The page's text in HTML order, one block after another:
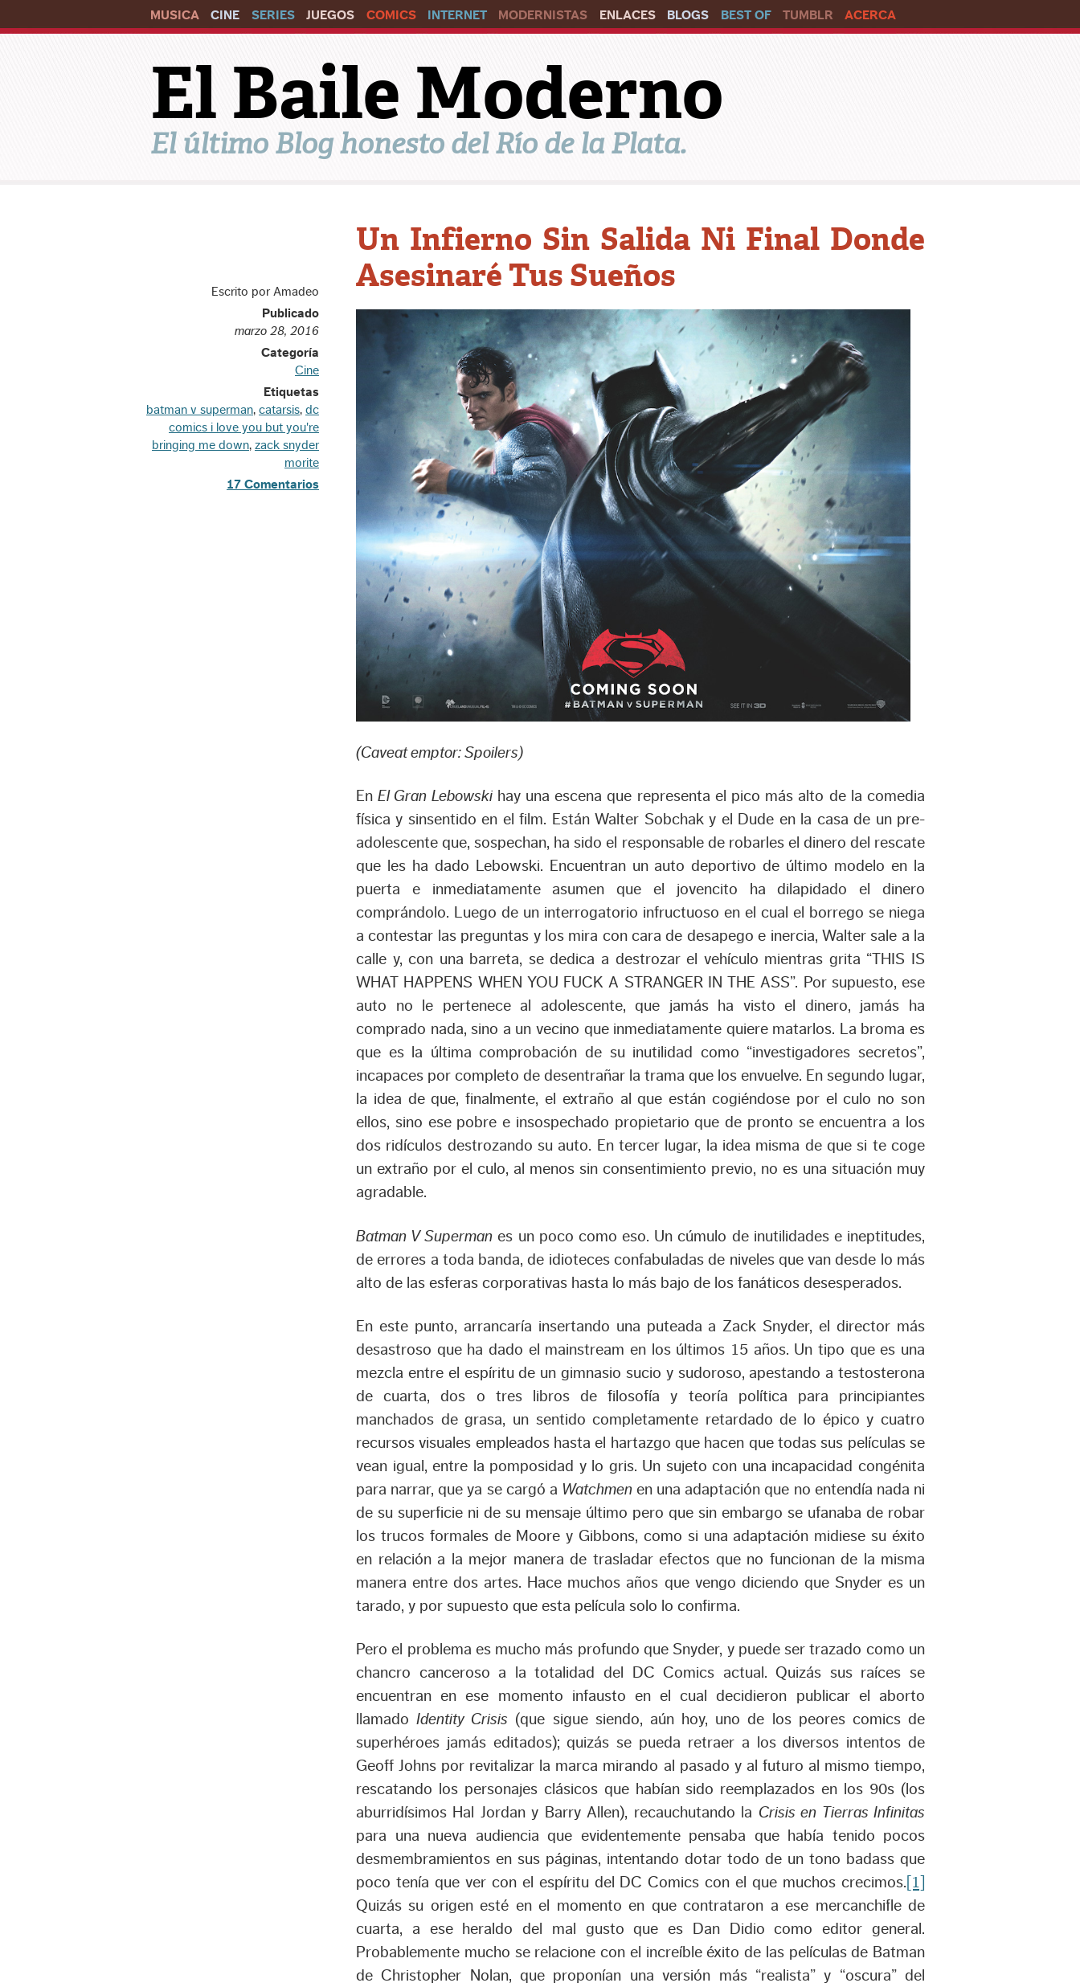
MUSICA CINE SERIES JUEGOS COMICS INTERNET MODERNISTAS ENLACES BLOGS BEST OF TUMBLR ACERCA
El Baile Moderno
El último Blog honesto del Río de la Plata.
Escrito por Amadeo
Publicado
marzo 28, 2016
Categoría
Cine
Etiquetas
batman v superman, catarsis, dc
comics i love you but you're
bringing me down, zack snyder
morite
17 Comentarios
Un Infierno Sin Salida Ni Final Donde
Asesinaré Tus Sueños
(Caveat emptor: Spoilers)
EnEl Gran Lebowskihay una escena que representa el pico más alto de la comedia
física y sinsentido en el film. Están Walter Sobchak y el Dude en la casa de un pre-
adolescente que, sospechan, ha sido el responsable de robarles el dinero del rescate
que les ha dado Lebowski. Encuentran un auto deportivo de último modelo en la
puerta e inmediatamente asumen que el jovencito ha dilapidado el dinero
comprándolo. Luego de un interrogatorio infructuoso en el cual el borrego se niega
a contestar las preguntas y los mira con cara de desapego e inercia, Walter sale a la
calle y, con una barreta, se dedica a destrozar el vehículo mientras grita “THIS IS
WHAT HAPPENS WHEN YOU FUCK A STRANGER IN THE ASS”. Por supuesto, ese
auto no le pertenece al adolescente, que jamás ha visto el dinero, jamás ha
comprado nada, sino a un vecino que inmediatamente quiere matarlos. La broma es
que es la última comprobación de su inutilidad como “investigadores secretos”,
incapaces por completo de desentrañar la trama que los envuelve. En segundo lugar,
la idea de que, finalmente, el extraño al que están cogiéndose por el culo no son
ellos, sino ese pobre e insospechado propietario que de pronto se encuentra a los
dos ridículos destrozando su auto. En tercer lugar, la idea misma de que si te coge
un extraño por el culo, al menos sin consentimiento previo, no es una situación muy
agradable.
Batman V Superman es un poco como eso. Un cúmulo de inutilidades e ineptitudes,
de errores a toda banda, de idioteces confabuladas de niveles que van desde lo más
alto de las esferas corporativas hasta lo más bajo de los fanáticos desesperados.
En este punto, arrancaría insertando una puteada a Zack Snyder, el director más
desastroso que ha dado el mainstream en los últimos 15 años. Un tipo que es una
mezcla entre el espíritu de un gimnasio sucio y sudoroso, apestando a testosterona
de cuarta, dos o tres libros de filosofía y teoría política para principiantes
manchados de grasa, un sentido completamente retardado de lo épico y cuatro
recursos visuales empleados hasta el hartazgo que hacen que todas sus películas se
vean igual, entre la pomposidad y lo gris. Un sujeto con una incapacidad congénita
para narrar, que ya se cargó a Watchmenen una adaptación que no entendía nada ni
de su superficie ni de su mensaje último pero que sin embargo se ufanaba de robar
los trucos formales de Moore y Gibbons, como si una adaptación midiese su éxito
en relación a la mejor manera de trasladar efectos que no funcionan de la misma
manera entre dos artes. Hace muchos años que vengo diciendo que Snyder es un
tarado, y por supuesto que esta película solo lo confirma.
Pero el problema es mucho más profundo que Snyder, y puede ser trazado como un
chancro canceroso a la totalidad del DC Comics actual. Quizás sus raíces se
encuentran en ese momento infausto en el cual decidieron publicar el aborto
llamadoIdentity Crisis (que sigue siendo, aún hoy, uno de los peores comics de
superhéroes jamás editados); quizás se pueda retraer a los diversos intentos de
Geoff Johns por revitalizar la marca mirando al pasado y al futuro al mismo tiempo,
rescatando los personajes clásicos que habían sido reemplazados en los 90s (los
aburridísimos Hal Jordan y Barry Allen), recauchutando la Crisis en Tierras Infinitas
para una nueva audiencia que evidentemente pensaba que había tenido pocos
desmembramientos en sus páginas, intentando dotar todo de un tono badass que
poco tenía que ver con el espíritu del DC Comics con el que muchos crecimos. [1]
Quizás su origen esté en el momento en que contrataron a ese mercanchifle de
cuarta, a ese heraldo del mal gusto que es Dan Didio como editor general.
Probablemente mucho se relacione con el increíble éxito de las películas de Batman
de Christopher Nolan, que proponían una versión más “realista” y “oscura” del